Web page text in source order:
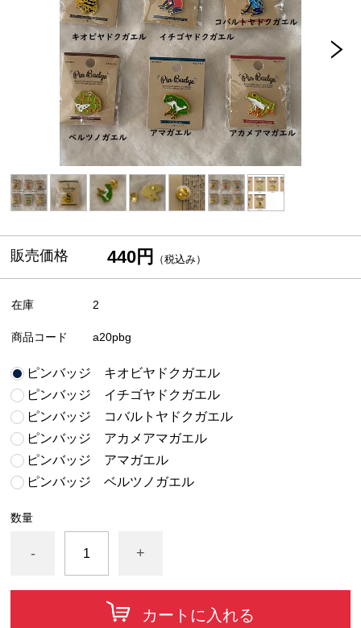
販売価格 440円 （税込み）
在庫 2
商品コード a20pbg
ピンバッジ キオビヤドクガエル
ピンバッジ イチゴヤドクガエル
ピンバッジ コバルトヤドクガエル
ピンバッジ アカメアマガエル
ピンバッジ アマガエル
ピンバッジ ベルツノガエル
数量
- +
カートに入れる